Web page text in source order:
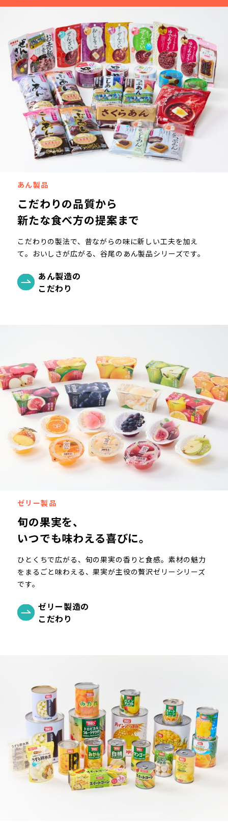
あん製品
こだわりの品質から
新たな食べ方の提案まで
こだわりの製法で、昔ながらの味に新しい工夫を加え
て。おいしさが広がる、谷尾のあん製品シリーズです。
あん製造の
こだわり
ゼリー製品
旬の果実を、
いつでも味わえる喜びに。
ひとくちで広がる、旬の果実の香りと食感。素材の魅力
をまるごと味わえる、果実が主役の贅沢ゼリーシリーズ
です。
ゼリー製造の
こだわり